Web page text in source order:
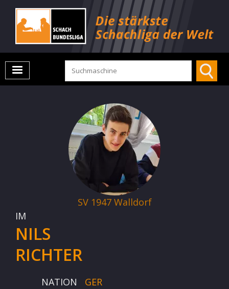
SV 1947 Walldorf
IM
NILS
RICHTER
NATION
GER